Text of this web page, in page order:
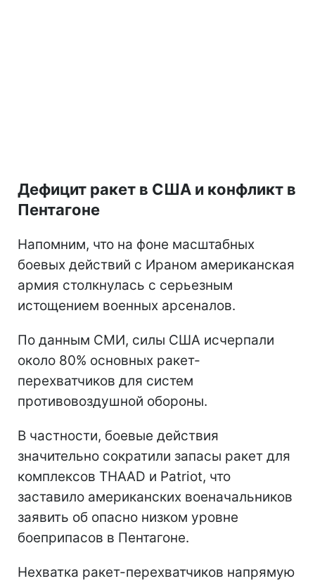
Дефицит ракет в США и конфликт в
Пентагоне
Напомним, что на фоне масштабных
боевых действий с Ираном американская
армия столкнулась с серьезным
истощением военных арсеналов.
По данным СМИ, силы США исчерпали
около 80% основных ракет-
перехватчиков для систем
противовоздушной обороны.
В частности, боевые действия
значительно сократили запасы ракет для
комплексов THAAD и Patriot, что
заставило американских военачальников
заявить об опасно низком уровне
боеприпасов в Пентагоне.
Нехватка ракет-перехватчиков напрямую